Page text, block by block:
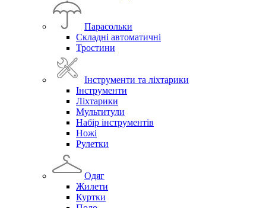
Парасольки
Складні автоматичні
Тростини
Інструменти та ліхтарики
Інструменти
Ліхтарики
Мультитули
Набір інструментів
Ножі
Рулетки
Одяг
Жилети
Куртки